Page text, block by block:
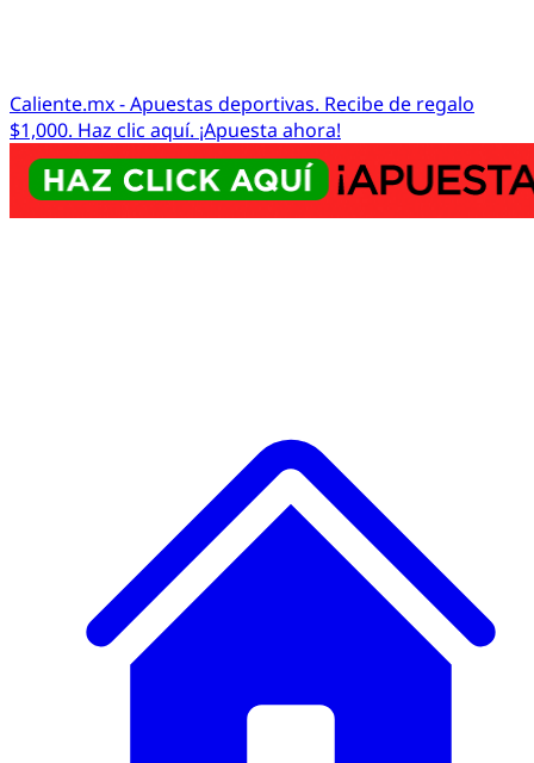
Caliente.mx - Apuestas deportivas. Recibe de regalo
$1,000. Haz clic aquí. ¡Apuesta ahora!